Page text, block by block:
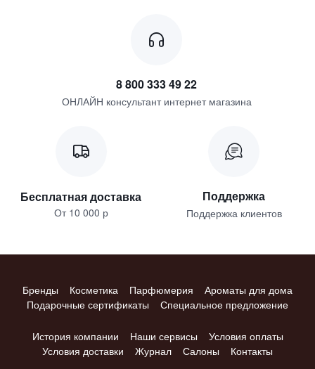
8 800 333 49 22
ОНЛАЙН консультант интернет магазина
Бесплатная доставка
От 10 000 р
Поддержка
Поддержка клиентов
Бренды Косметика Парфюмерия
Ароматы для дома
Подарочные сертификаты
Специальное предложение
История компании Наши сервисы
Условия оплаты
Условия доставки
Журнал Салоны Контакты